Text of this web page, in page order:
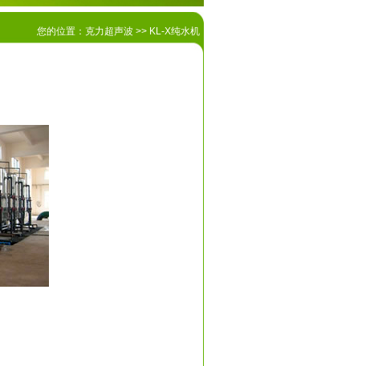
您的位置： 克力超声波 >> KL-X纯水机